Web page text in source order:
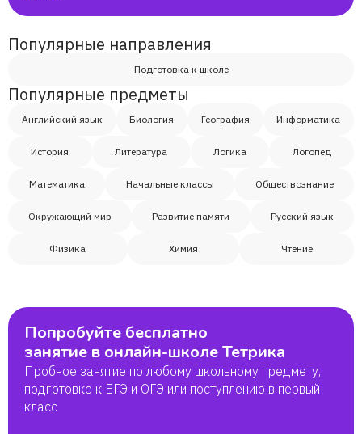
Популярные направления
Подготовка к школе
Популярные предметы
Английский язык Биология География Информатика
История Литература Логика Логопед
Математика Начальные классы Обществознание
Окружающий мир Развитие памяти Русский язык
Физика Химия Чтение
Попробуйте бесплатно
занятие в онлайн-школе Тетрика
Пробное занятие по любому школьному предмету,
подготовке к ЕГЭ и ОГЭ или поступлению в первый
класс